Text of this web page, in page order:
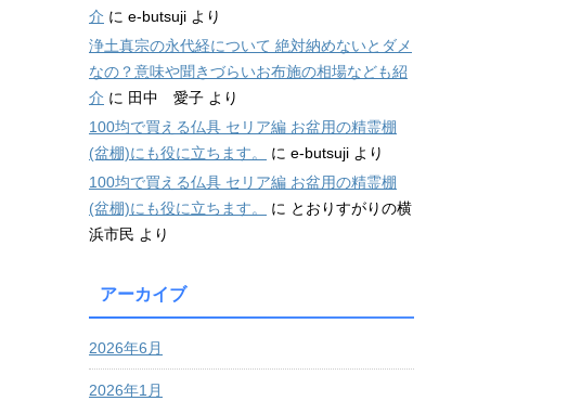
介 に e-butsuji より
浄土真宗の永代経について 絶対納めないとダメ
なの？意味や聞きづらいお布施の相場なども紹
介 に 田中 愛子 より
100均で買える仏具 セリア編 お盆用の精霊棚
(盆棚)にも役に立ちます。
に e-butsuji より
100均で買える仏具 セリア編 お盆用の精霊棚
(盆棚)にも役に立ちます。
に とおりすがりの横
浜市民 より
アーカイブ
2026年6月
2026年1月